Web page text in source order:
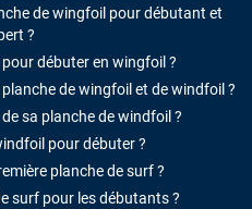
de wingfoil pour débutant et
?
débuter en wingfoil ?
de wingfoil et de windfoil ?
sa planche de windfoil ?
pour débuter ?
planche de surf ?
surf pour les débutants ?